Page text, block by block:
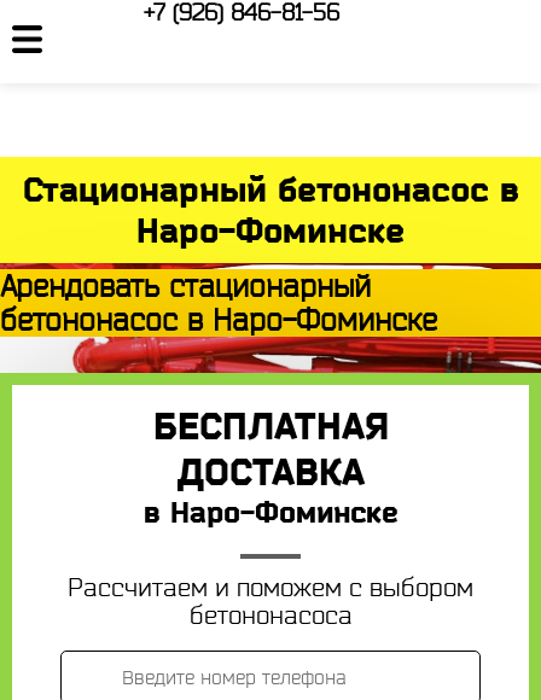
+7 (926) 846-81-56
Стационарный бетононасос в
Наро-Фоминске
Арендовать стационарный
бетононасос в Наро-Фоминске
БЕСПЛАТНАЯ
ДОСТАВКА
в Наро-Фоминске
Рассчитаем и поможем с выбором
бетононасоса